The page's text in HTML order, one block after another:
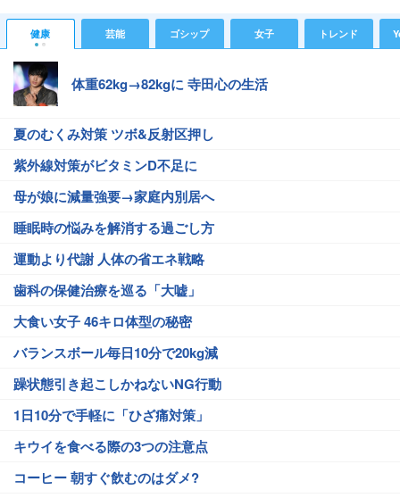
健康 芸能 ゴシップ 女子 トレンド
体重62kg→82kgに 寺田心の生活
夏のむくみ対策 ツボ&反射区押し
紫外線対策がビタミンD不足に
母が娘に減量強要→家庭内別居へ
睡眠時の悩みを解消する過ごし方
運動より代謝 人体の省エネ戦略
歯科の保健治療を巡る「大嘘」
大食い女子 46キロ体型の秘密
バランスボール毎日10分で20kg減
躁状態引き起こしかねないNG行動
1日10分で手軽に「ひざ痛対策」
キウイを食べる際の3つの注意点
コーヒー 朝すぐ飲むのはダメ?